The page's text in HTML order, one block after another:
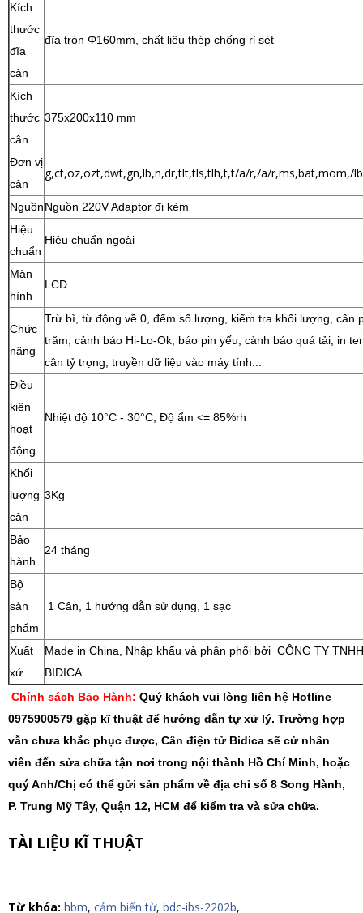
Kích
thước
đĩa
cân
đĩa tròn Φ160mm, chất liệu thép chống rỉ sét
Kích
thước
cân
375x200x110 mm
Đơn vị
cân
g,ct,oz,ozt,dwt,gn,lb,n,dr,tlt,tls,tlh,t,t/a/r,/a/r,ms,bat,mom,/
NguồnNguồn 220V Adaptor đi kèm
Hiệu
chuẩn
Hiệu chuẩn ngoài
Màn
hình
LCD
Chức
năng
Trừ bì, từ động về 0, đếm số lượng, kiểm tra khối lượng, cân
trăm, cảnh báo Hi-Lo-Ok, báo pin yếu, cảnh báo quá tải, in
cân tỷ trọng, truyền dữ liệu vào máy tính...
Điều
kiện
hoạt
động
Nhiệt độ 10°C - 30°C, Độ ẩm <= 85%rh
Khối
lượng
cân
3Kg
Bảo
hành
24 tháng
Bộ
sản
phẩm
1 Cân, 1 hướng dẫn sử dụng, 1 sạc
Xuất
xứ
Made in China, Nhập khẩu và phân phối bởi CÔNG TY TNHH
BIDICA
Chính sách Bảo Hành: Quý khách vui lòng liên hệ Hotline
0975900579 gặp kĩ thuật để hướng dẫn tự xử lý. Trường hợp
vẫn chưa khắc phục được, Cân điện tử Bidica sẽ cử nhân
viên đến sửa chữa tận nơi trong nội thành Hồ Chí Minh, hoặc
quý Anh/Chị có thể gửi sản phẩm về địa chỉ số 8 Song Hành,
P. Trung Mỹ Tây, Quận 12, HCM để kiểm tra và sửa chữa.
TÀI LIỆU KĨ THUẬT
Từ khóa: hbm, cảm biến từ, bdc-ibs-2202b,